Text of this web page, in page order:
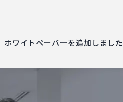
ホワイトペーパーを追加しました